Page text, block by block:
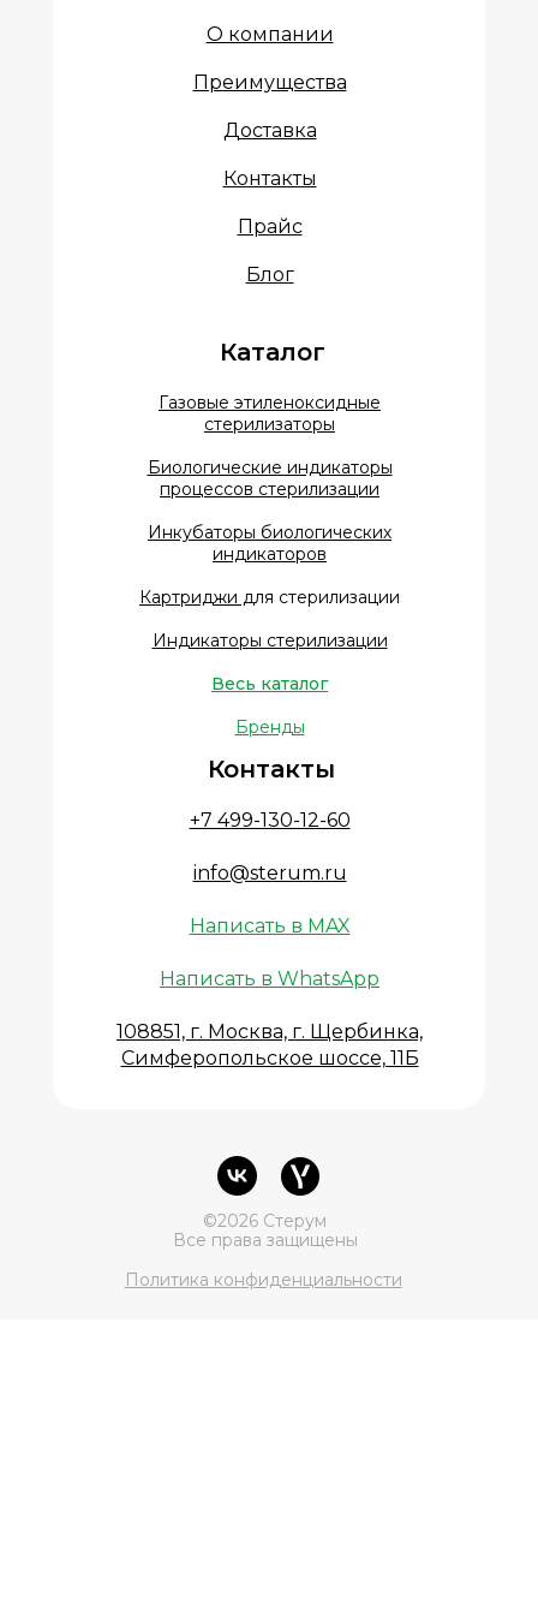
©2026 Стерум
Все права защищены
Политика конфиденциальности
О компании
Преимущества
Доставка
Контакты
Прайс
Блог
+7 499-130-12-60
info@sterum.ru
Написать в MAX
Написать в WhatsApp
108851, г. Москва, г. Щербинка,
Симферопольское шоссе, 11Б
Контакты
Каталог
Газовые этиленоксидные
стерилизаторы
Биологические индикаторы
процессов стерилизации
Инкубаторы биологических
индикаторов
Картриджи для стерилизации
Индикаторы стерилизации
Весь каталог
Бренды